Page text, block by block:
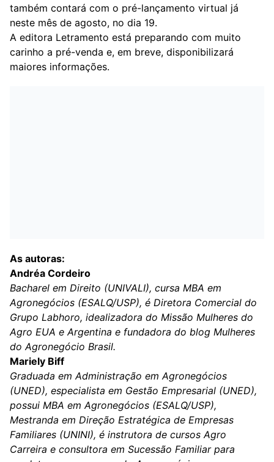
também contará com o pré-lançamento virtual já
neste mês de agosto, no dia 19.
A editora Letramento está preparando com muito
carinho a pré-venda e, em breve, disponibilizará
maiores informações.
As autoras:
Andréa Cordeiro
Bacharel em Direito (UNIVALI), cursa MBA em
Agronegócios (ESALQ/USP), é Diretora Comercial do
Grupo Labhoro, idealizadora do Missão Mulheres do
Agro EUA e Argentina e fundadora do blog Mulheres
do Agronegócio Brasil.
Mariely Biff
Graduada em Administração em Agronegócios
(UNED), especialista em Gestão Empresarial (UNED),
possui MBA em Agronegócios (ESALQ/USP),
Mestranda em Direção Estratégica de Empresas
Familiares (UNINI), é instrutora de cursos Agro
Carreira e consultora em Sucessão Familiar para